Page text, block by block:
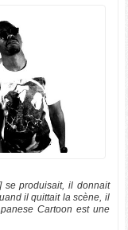
se produisait, il donnait
il quittait la scène, il
Cartoon est une